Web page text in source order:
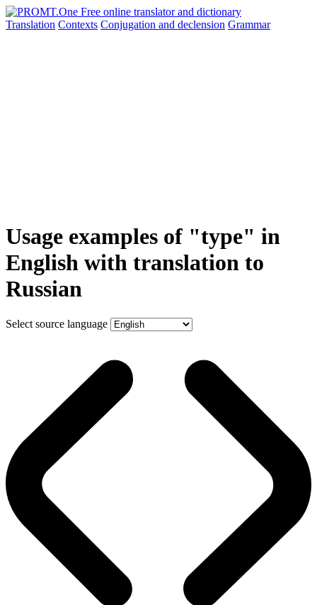
Translation Contexts Conjugation and declension Grammar
Usage examples of "type" in
English with translation to
Russian
Select source language